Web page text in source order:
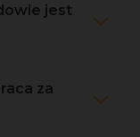
jest
za